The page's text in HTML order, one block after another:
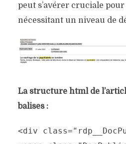
peut s’avérer cruciale
nécessitant un niveau de
La structure html de
balises :
<div